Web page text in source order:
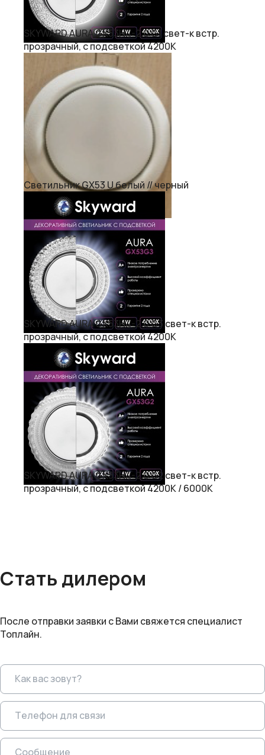
SKYWARD AURA GX53H4-2.0 G1 свет-к встр.
прозрачный, с подсветкой 4200К
Светильник GX53 U белый // черный
SKYWARD AURA GX53H4-2.0 G3 свет-к встр.
прозрачный, с подсветкой 4200К
SKYWARD AURA GX53H4-2.0 G2 свет-к встр.
прозрачный, с подсветкой 4200К / 6000К
Стать дилером
После отправки заявки с Вами свяжется специалист
Топлайн.